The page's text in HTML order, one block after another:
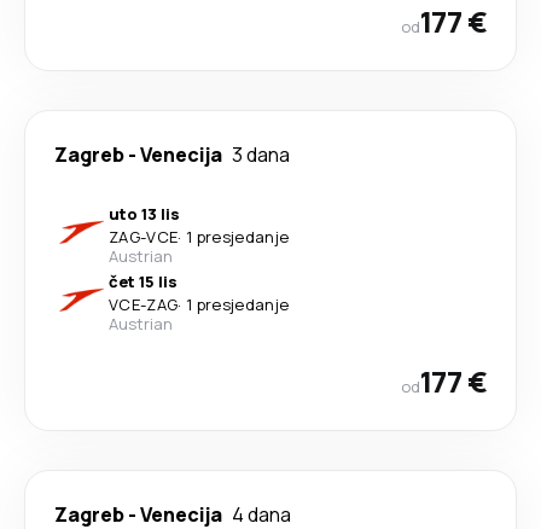
od177 €
Zagreb-Venecija 3 dana
uto 13 lis
ZAG-VCE· 1 presjedanje
Austrian
čet 15 lis
VCE-ZAG· 1 presjedanje
Austrian
od177 €
Zagreb-Venecija 4 dana